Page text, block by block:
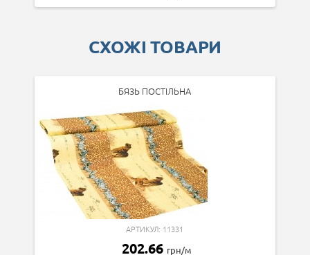
СХОЖІ ТОВАРИ
БЯЗЬ ПОСТІЛЬНА
АРТИКУЛ: 11331
202.66 грн/м